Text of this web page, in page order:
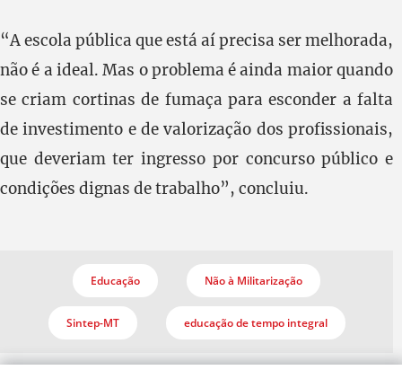
“A escola pública que está aí precisa ser melhorada,
não é a ideal. Mas o problema é ainda maior quando
se criam cortinas de fumaça para esconder a falta
de investimento e de valorização dos profissionais,
que deveriam ter ingresso por concurso público e
condições dignas de trabalho”, concluiu.
Educação Não à Militarização
Sintep-MT educação de tempo integral